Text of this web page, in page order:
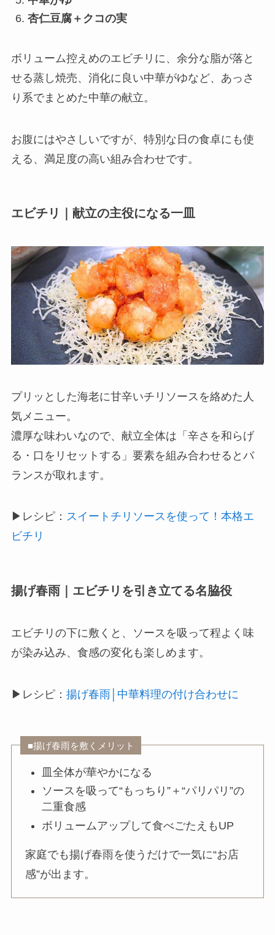
杏仁豆腐＋クコの実
ボリューム控えめのエビチリに、余分な脂が落と
せる蒸し焼売、消化に良い中華がゆなど、あっさ
り系でまとめた中華の献立。
お腹にはやさしいですが、特別な日の食卓にも使
える、満足度の高い組み合わせです。
エビチリ｜献立の主役になる一皿
プリッとした海老に甘辛いチリソースを絡めた人
気メニュー。
濃厚な味わいなので、献立全体は「辛さを和らげ
る・口をリセットする」要素を組み合わせるとバ
ランスが取れます。
▶レシピ： スイートチリソースを使って！本格エ
ビチリ
揚げ春雨｜エビチリを引き立てる名脇役
エビチリの下に敷くと、ソースを吸って程よく味
が染み込み、食感の変化も楽しめます。
▶レシピ： 揚げ春雨│中華料理の付け合わせに
■揚げ春雨を敷くメリット
皿全体が華やかになる
ソースを吸って“もっちり”＋“パリパリ”の
二重食感
ボリュームアップして食べごたえもUP
家庭でも揚げ春雨を使うだけで一気に“お店
感”が出ます。